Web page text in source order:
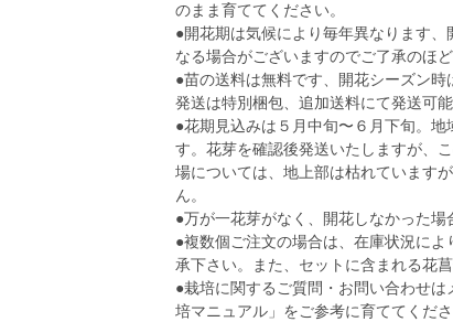
のまま育ててください。
●開花期は気候により毎年異なります
なる場合がございますのでご了承のほ
●苗の送料は無料です、開花シーズン
発送は特別梱包、追加送料にて発送可
●花期見込みは５月中旬〜６月下旬。
す。花芽を確認後発送いたしますが、
場については、地上部は枯れています
ん。
●万が一花芽がなく、開花しなかった場
●複数個ご注文の場合は、在庫状況に
承下さい。また、セットに含まれる花
●栽培に関するご質問・お問い合わせ
培マニュアル」をご参考に育ててくだ